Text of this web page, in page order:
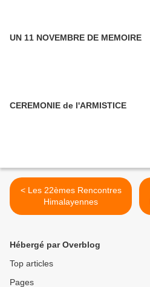
UN 11 NOVEMBRE DE MEMOIRE
CEREMONIE de l'ARMISTICE
< Les 22èmes Rencontres
Himalayennes
Hébergé par Overblog
Top articles
Pages